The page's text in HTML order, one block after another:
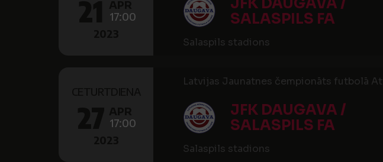
17:00
JFK DAUGAVA /
SALASPILS FA
Salaspils stadions
17:00
Latvijas Jaunatnes čempionāts futbolā
JFK DAUGAVA /
SALASPILS FA
Salaspils stadions